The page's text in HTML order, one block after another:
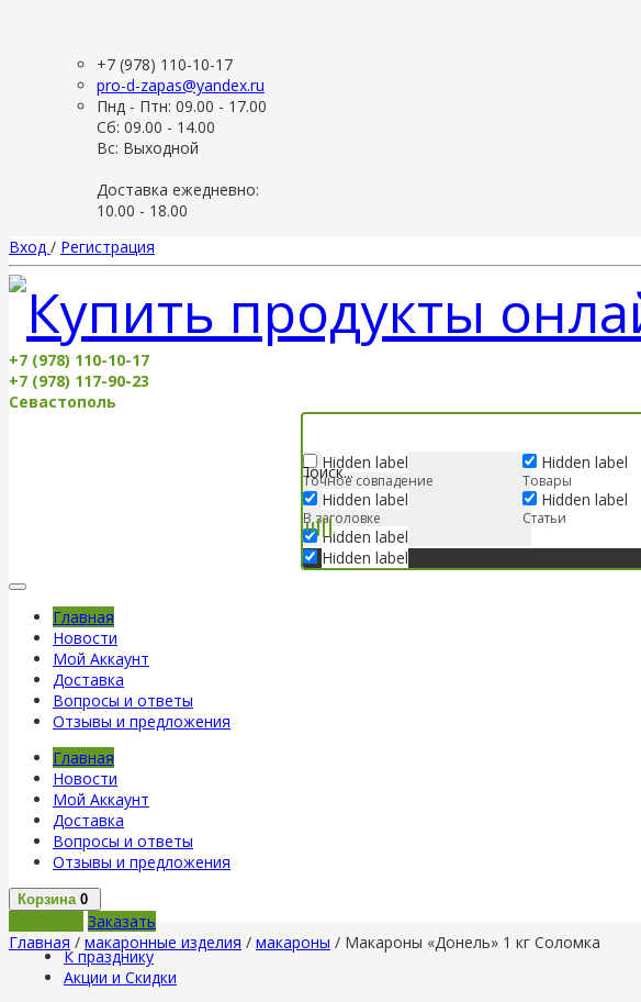
+7 (978) 110-10-17
pro-d-zapas@yandex.ru
Пнд - Птн: 09.00 - 17.00
Сб: 09.00 - 14.00
Вс: Выходной
Доставка ежедневно:
10.00 - 18.00
Вход / Регистрация
+7 (978) 110-10-17
+7 (978) 117-90-23
Севастополь
Hidden label
Точное совпадение
Hidden label
В заголовке
Hidden label
Hidden label
Hidden label
Товары
Hidden label
Статьи
Главная
Новости
Мой Аккаунт
Доставка
Вопросы и ответы
Отзывы и предложения
Главная
Новости
Мой Аккаунт
Доставка
Вопросы и ответы
Отзывы и предложения
Корзина 0
Заказать
Главная / макаронные изделия / макароны / Макароны «Донель» 1 кг Соломка
К празднику
Акции и Скидки